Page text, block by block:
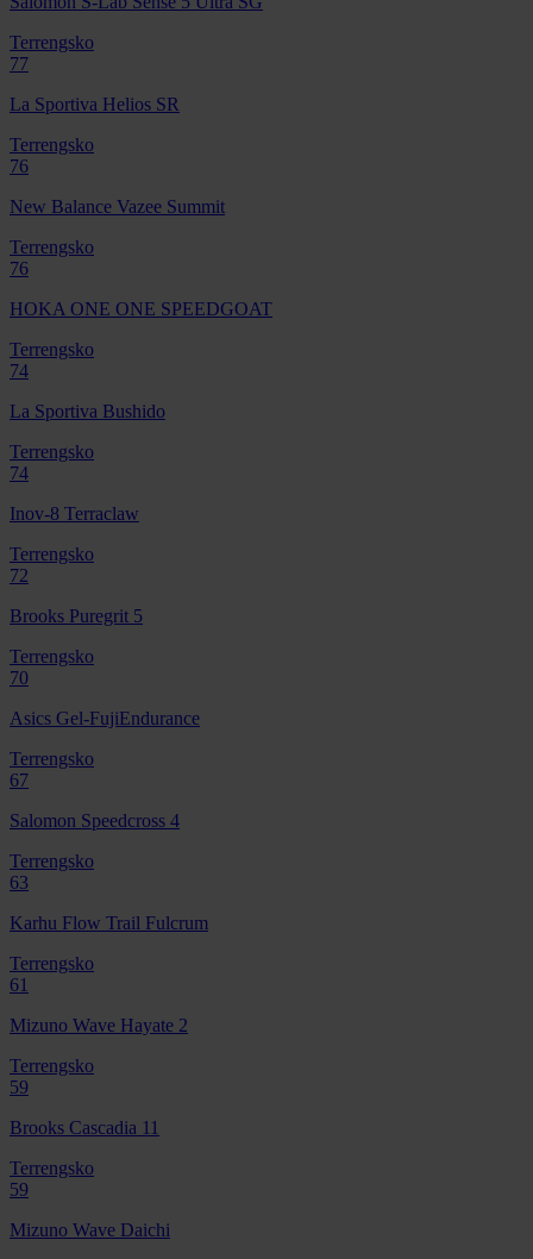
Terrengsko
77
La Sportiva Helios SR
Terrengsko
76
New Balance Vazee Summit
Terrengsko
76
HOKA ONE ONE SPEEDGOAT
Terrengsko
74
La Sportiva Bushido
Terrengsko
74
Inov-8 Terraclaw
Terrengsko
72
Brooks Puregrit 5
Terrengsko
70
Asics Gel-FujiEndurance
Terrengsko
67
Salomon Speedcross 4
Terrengsko
63
Karhu Flow Trail Fulcrum
Terrengsko
61
Mizuno Wave Hayate 2
Terrengsko
59
Brooks Cascadia 11
Terrengsko
59
Mizuno Wave Daichi